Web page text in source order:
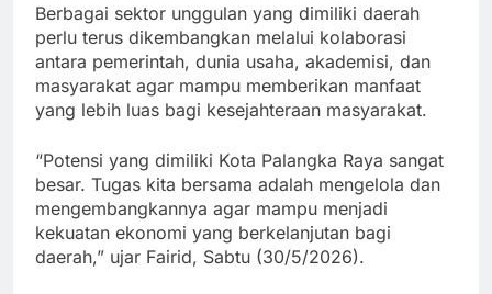
Berbagai sektor unggulan yang dimiliki daerah
perlu terus dikembangkan melalui kolaborasi
antara pemerintah, dunia usaha, akademisi, dan
masyarakat agar mampu memberikan manfaat
yang lebih luas bagi kesejahteraan masyarakat.
“Potensi yang dimiliki Kota Palangka Raya sangat
besar. Tugas kita bersama adalah mengelola dan
mengembangkannya agar mampu menjadi
kekuatan ekonomi yang berkelanjutan bagi
daerah,” ujar Fairid, Sabtu (30/5/2026).